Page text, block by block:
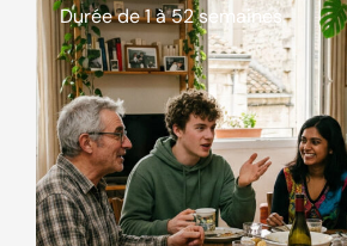
Durée de 1 à 52 semaines